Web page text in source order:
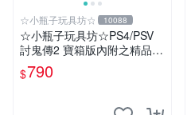
☆小瓶子玩具坊☆ 10088
☆小瓶子玩具坊☆PS4/PSV
討鬼傳2 寶箱版內附之精品--
特製畫集 (無遊戲卡匣唷)
$790